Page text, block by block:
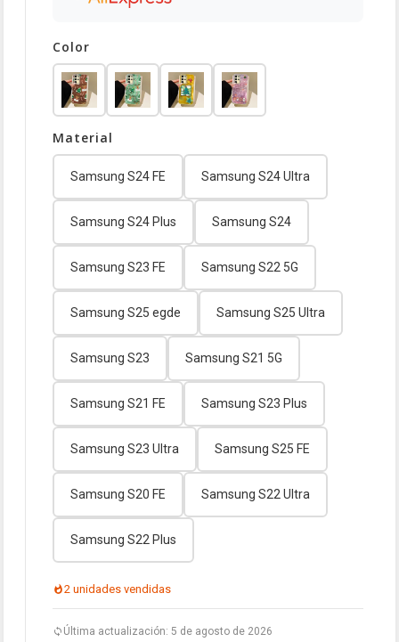
Color
Material
Samsung S24 FE Samsung S24 Ultra
Samsung S24 Plus Samsung S24
Samsung S23 FE Samsung S22 5G
Samsung S25 egde Samsung S25 Ultra
Samsung S23 Samsung S21 5G
Samsung S21 FE Samsung S23 Plus
Samsung S23 Ultra Samsung S25 FE
Samsung S20 FE Samsung S22 Ultra
Samsung S22 Plus
2 unidades vendidas
Última actualización: 5 de agosto de 2026